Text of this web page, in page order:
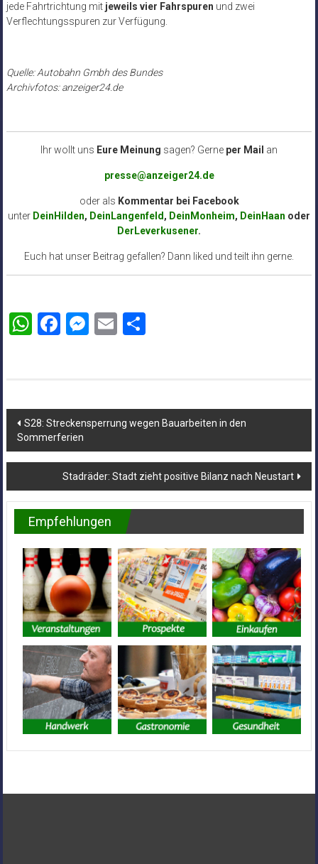
jede Fahrtrichtung mit jeweils vier Fahrspuren und zwei
Verflechtungsspuren zur Verfügung.
Quelle: Autobahn Gmbh des Bundes
Archivfotos: anzeiger24.de
Ihr wollt uns Eure Meinung sagen? Gerne per Mail an
presse@anzeiger24.de
oder als Kommentar bei Facebook
unter DeinHilden, DeinLangenfeld , DeinMonheim, DeinHaan oder
DerLeverkusener.
Euch hat unser Beitrag gefallen? Dann liked und teilt ihn gerne.
WhatsApp
Facebook
Messenger
EmailTeilen
Beitragsnavigation
S28: Streckensperrung wegen Bauarbeiten in den
Sommerferien
Stadräder: Stadt zieht positive Bilanz nach Neustart
Empfehlungen